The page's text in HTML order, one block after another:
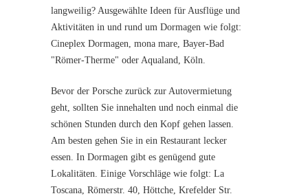
langweilig? Ausgewählte Ideen für Ausflüge und
Aktivitäten in und rund um Dormagen wie folgt:
Cineplex Dormagen, mona mare, Bayer-Bad
"Römer-Therme" oder Aqualand, Köln.
Bevor der Porsche zurück zur Autovermietung
geht, sollten Sie innehalten und noch einmal die
schönen Stunden durch den Kopf gehen lassen.
Am besten gehen Sie in ein Restaurant lecker
essen. In Dormagen gibt es genügend gute
Lokalitäten. Einige Vorschläge wie folgt: La
Toscana, Römerstr. 40, Höttche, Krefelder Str.